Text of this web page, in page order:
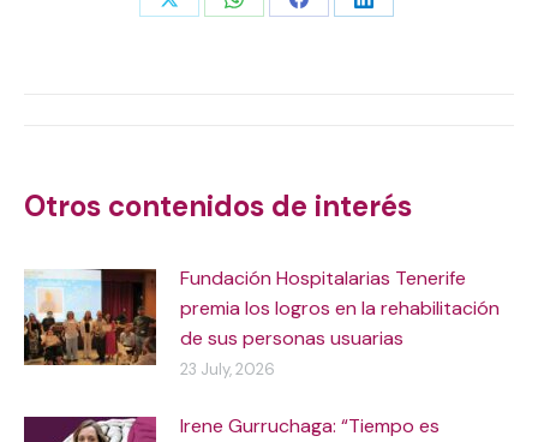
Share Share Share Share
Otros contenidos de interés
Fundación Hospitalarias Tenerife
premia los logros en la rehabilitación
de sus personas usuarias
23 July, 2026
Irene Gurruchaga: “Tiempo es